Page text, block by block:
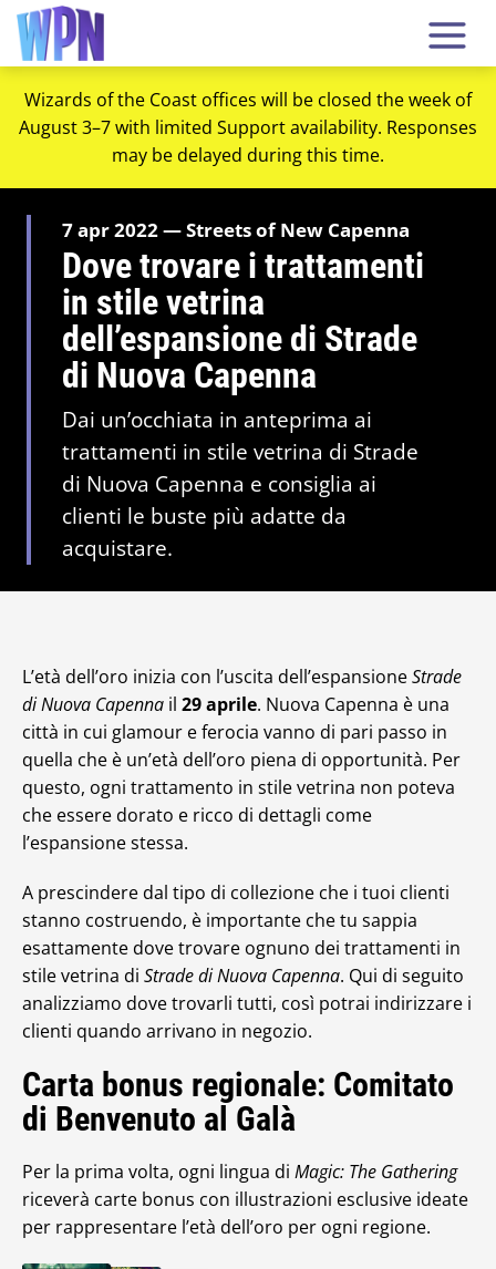
Wizards of the Coast offices will be closed the week of
August 3–7 with limited Support availability. Responses
may be delayed during this time.
7 apr 2022 — Streets of New Capenna
Dove trovare i trattamenti
in stile vetrina
dell’espansione di Strade
di Nuova Capenna
Dai un’occhiata in anteprima ai
trattamenti in stile vetrina di Strade
di Nuova Capenna e consiglia ai
clienti le buste più adatte da
acquistare.
L’età dell’oro inizia con l’uscita dell’espansioneStrade
di Nuova Capenna il 29 aprile. Nuova Capenna è una
città in cui glamour e ferocia vanno di pari passo in
quella che è un’età dell’oro piena di opportunità. Per
questo, ogni trattamento in stile vetrina non poteva
che essere dorato e ricco di dettagli come
l’espansione stessa.
A prescindere dal tipo di collezione che i tuoi clienti
stanno costruendo, è importante che tu sappia
esattamente dove trovare ognuno dei trattamenti in
stile vetrina di Strade di Nuova Capenna. Qui di seguito
analizziamo dove trovarli tutti, così potrai indirizzare i
clienti quando arrivano in negozio.
Carta bonus regionale: Comitato
di Benvenuto al Galà
Per la prima volta, ogni lingua di Magic: The Gathering
riceverà carte bonus con illustrazioni esclusive ideate
per rappresentare l’età dell’oro per ogni regione.